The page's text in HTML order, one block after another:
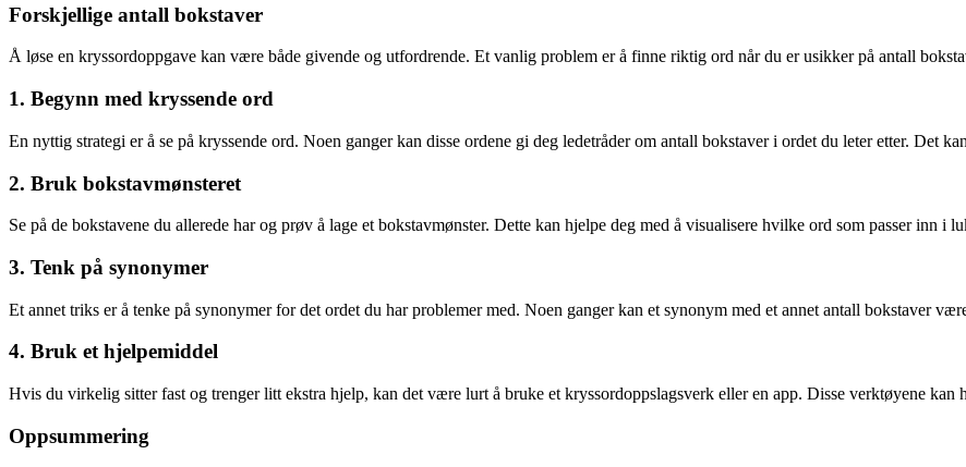
Forskjellige antall bokstaver
Å løse en kryssordoppgave kan være både givende og utfordrende. Et vanlig problem er å finne riktig ord når du er usikker på antall
1. Begynn med kryssende ord
En nyttig strategi er å se på kryssende ord. Noen ganger kan disse ordene gi deg ledetråder om antall bokstaver i ordet du leter etter. Det
2. Bruk bokstavmønsteret
Se på de bokstavene du allerede har og prøv å lage et bokstavmønster. Dette kan hjelpe deg med å visualisere hvilke ord som passer inn i
3. Tenk på synonymer
Et annet triks er å tenke på synonymer for det ordet du har problemer med. Noen ganger kan et synonym med et annet antall bokstaver
4. Bruk et hjelpemiddel
Hvis du virkelig sitter fast og trenger litt ekstra hjelp, kan det være lurt å bruke et kryssordoppslagsverk eller en app. Disse verktøyene kan
Oppsummering